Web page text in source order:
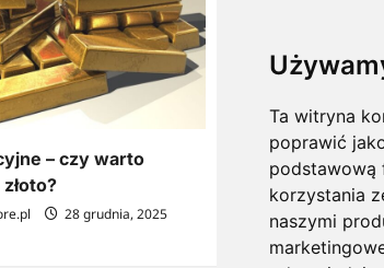
Ta witryna
poprawić
podstawową
korzystania
naszymi
– czy warto
28 grudnia, 2025
Muzyka
Jak Wybrać
Porad Dla Muzyka
KnowMore.pl 29